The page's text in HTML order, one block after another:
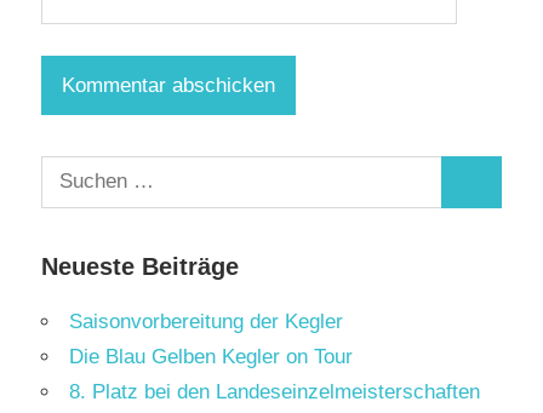
Suchen
nach:
Neueste Beiträge
Saisonvorbereitung der Kegler
Die Blau Gelben Kegler on Tour
8. Platz bei den Landeseinzelmeisterschaften